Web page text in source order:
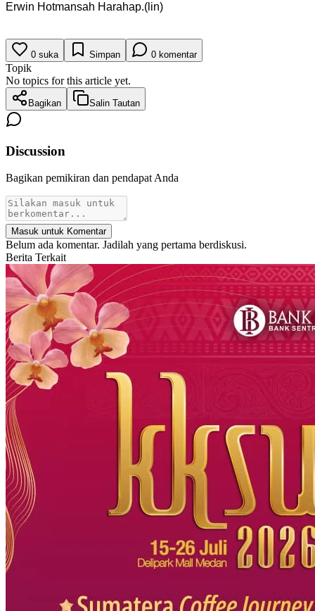
Erwin Hotmansah Harahap.(lin)
0 suka Simpan 0 komentar
Topik
No topics for this article yet.
Bagikan Salin Tautan
Discussion
Bagikan pemikiran dan pendapat Anda
Masuk untuk Komentar
Belum ada komentar. Jadilah yang pertama berdiskusi.
Berita Terkait